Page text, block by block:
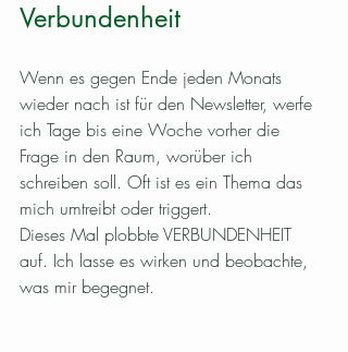
Verbundenheit
Wenn es gegen Ende jeden Monats
wieder nach ist für den Newsletter, werfe
ich Tage bis eine Woche vorher die
Frage in den Raum, worüber ich
schreiben soll. Oft ist es ein Thema das
mich umtreibt oder triggert.
Dieses Mal plobbte VERBUNDENHEIT
auf. Ich lasse es wirken und beobachte,
was mir begegnet.